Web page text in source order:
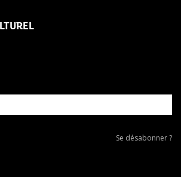
Se
Se désabonner ?